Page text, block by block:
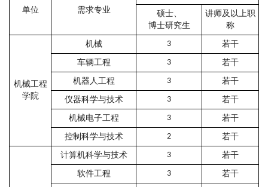
单位 需求专业
硕士、
博士研究生
讲师及以上职
称
机械工程
学院
机械 3 若干
车辆工程 3 若干
机器人工程 3 若干
仪器科学与技术 3 若干
机械电子工程 3 若干
控制科学与技术 2 若干
计算机科学与技术 3 若干
软件工程 3 若干